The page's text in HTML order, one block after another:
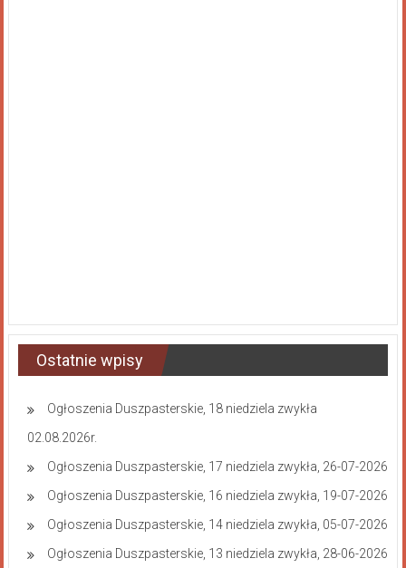
Ostatnie wpisy
Ogłoszenia Duszpasterskie, 18 niedziela zwykła
02.08.2026r.
Ogłoszenia Duszpasterskie, 17 niedziela zwykła, 26-07-2026
Ogłoszenia Duszpasterskie, 16 niedziela zwykła, 19-07-2026
Ogłoszenia Duszpasterskie, 14 niedziela zwykła, 05-07-2026
Ogłoszenia Duszpasterskie, 13 niedziela zwykła, 28-06-2026